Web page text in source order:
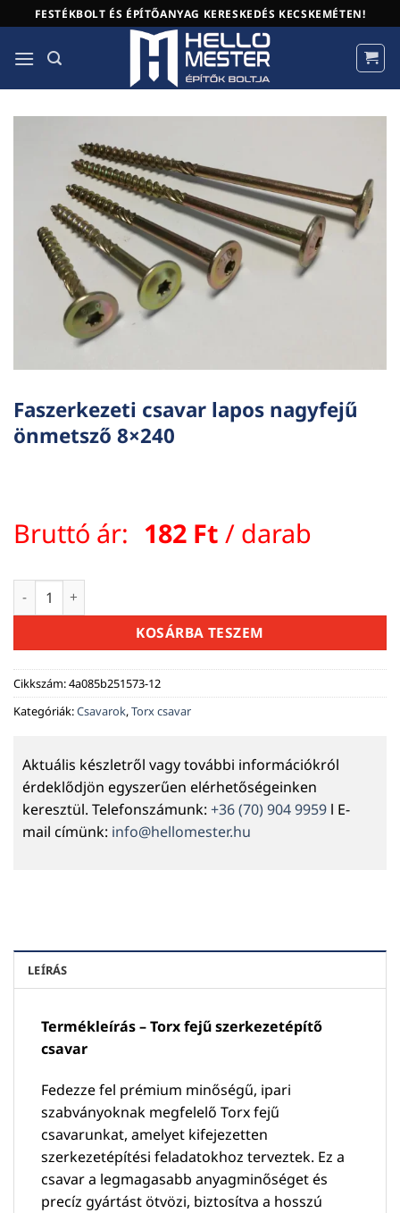
to
content
FESTÉKBOLT ÉS ÉPÍTŐANYAG KERESKEDÉS KECSKEMÉTEN!
Faszerkezeti csavar lapos nagyfejű
önmetsző 8×240
Bruttó ár: 182 Ft / darab
Faszerkezeti csavar lapos nagyfejű önmetsző 8x240
KOSÁRBA TESZEM
Cikkszám:4a085b251573-12
Kategóriák:Csavarok,Torx csavar
Aktuális készletről vagy további információkról
érdeklődjön egyszerűen elérhetőségeinken
keresztül. Telefonszámunk: +36 (70) 904 9959 l E-
mail címünk: info@hellomester.hu
LEÍRÁS
Termékleírás – Torx fejű szerkezetépítő
csavar
Fedezze fel prémium minőségű, ipari
szabványoknak megfelelő Torx fejű
csavarunkat, amelyet kifejezetten
szerkezetépítési feladatokhoz terveztek. Ez a
csavar a legmagasabb anyagminőséget és
precíz gyártást ötvözi, biztosítva a hosszú